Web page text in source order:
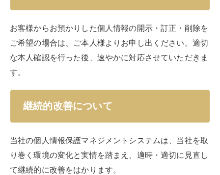
お客様からお預かりした個人情報の開示・訂正・削除を
ご希望の場合は、ご本人様よりお申し出ください。適切
な本人確認を行った後、速やかに対応させていただきま
す。
継続的改善について
当社の個人情報保護マネジメントシステムは、当社を取
り巻く環境の変化と実情を踏まえ、適時・適切に見直し
て継続的に改善をはかります。